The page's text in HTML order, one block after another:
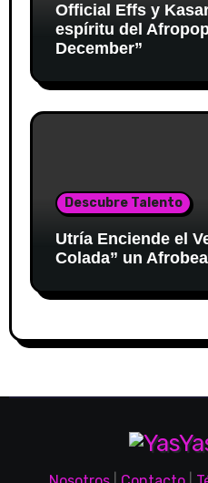
Official Effs y
espíritu del
December”
Descubre Talento
Utría Enciende el
Colada” un